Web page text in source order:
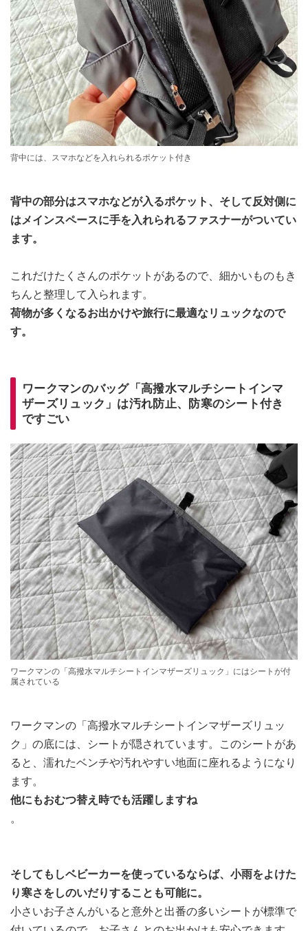
背中には、スマホなどを入れられるポケット付き
背中の部分はスマホなどが入るポケット、そして反対側に
はメインスペースに手を入れられるファスナーがついてい
ます。
これだけたくさんのポケットがあるので、細かいものもき
ちんと整理して入られます。
荷物が多くなるお出かけや旅行に最適なリュックなので
す。
ワークマンのバッグ「高撥水マルチシートインマ
ザーズリュック」は汚れ防止、防寒のシート付き
ですごい
ワークマンの「高撥水マルチシートインマザーズリュック」にはシートが付
属されている
ワークマンの「高撥水マルチシートインマザーズリュッ
ク」の底には、シートが隠されています。このシートがあ
ると、濡れたベンチや汚れやすい地面に座れるようになり
ます。
他にもおむつ替え時でも活躍しますね
。
そしてもしベビーカーを使っているならば、小雨をよけた
り寒さをしのいだりすることも可能に。
小さいお子さんがいると意外と出番の多いシートが標準で